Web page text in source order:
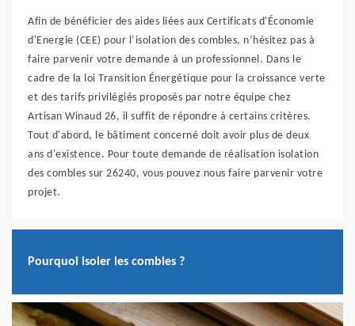
Afin de bénéficier des aides liées aux Certificats d'Économie
d'Energie (CEE) pour l’isolation des combles, n’hésitez pas à
faire parvenir votre demande à un professionnel. Dans le
cadre de la loi Transition Énergétique pour la croissance verte
et des tarifs privilégiés proposés par notre équipe chez
Artisan Winaud 26, il suffit de répondre à certains critères.
Tout d'abord, le bâtiment concerné doit avoir plus de deux
ans d'existence. Pour toute demande de réalisation isolation
des combles sur 26240, vous pouvez nous faire parvenir votre
projet.
Pourquoi isoler les combles ?